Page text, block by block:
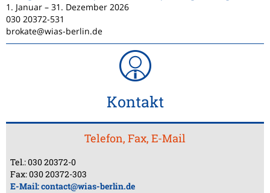
1. Januar – 31. Dezember 2026
030 20372-531
brokate@wias-berlin.de
Kontakt
Telefon, Fax, E-Mail
Tel.: 030 20372-0
Fax: 030 20372-303
E-Mail:contact@wias-berlin.de